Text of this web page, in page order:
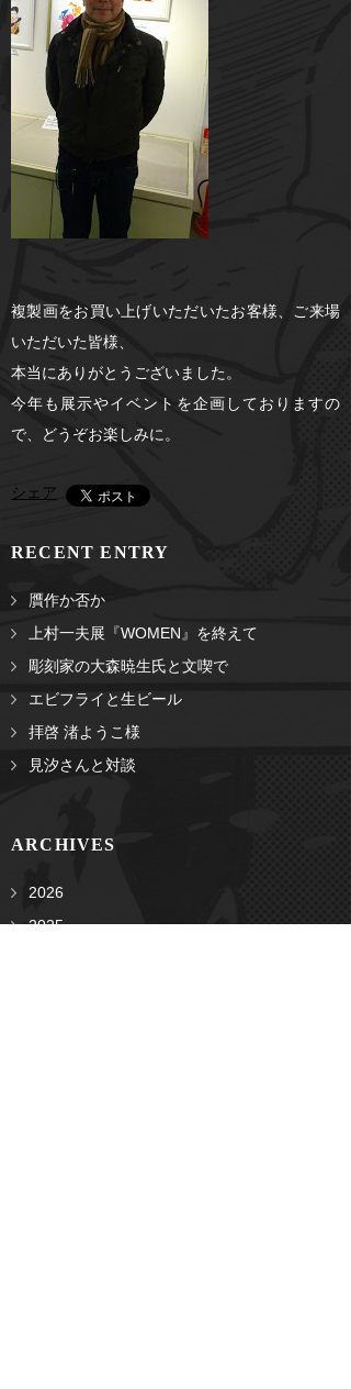
複製画をお買い上げいただいたお客様、ご来場
いただいた皆様、
本当にありがとうございました。
今年も展示やイベントを企画しておりますの
で、どうぞお楽しみに。
シェア
RECENT ENTRY
贋作か否か
上村一夫展『WOMEN』を終えて
彫刻家の大森暁生氏と文喫で
エビフライと生ビール
拝啓 渚ようこ様
見汐さんと対談
ARCHIVES
2026
2025